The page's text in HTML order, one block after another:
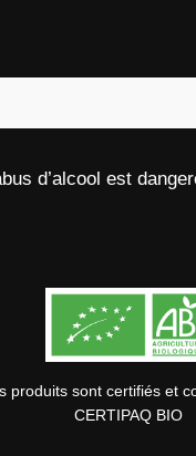
d’alcool est
produits sont certifiés et
CERTIPAQ BIO